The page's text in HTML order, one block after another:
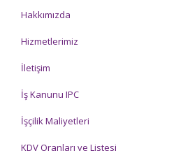
Hakkımızda
Hizmetlerimiz
İletişim
İş Kanunu IPC
İşçilik Maliyetleri
KDV Oranları ve Listesi